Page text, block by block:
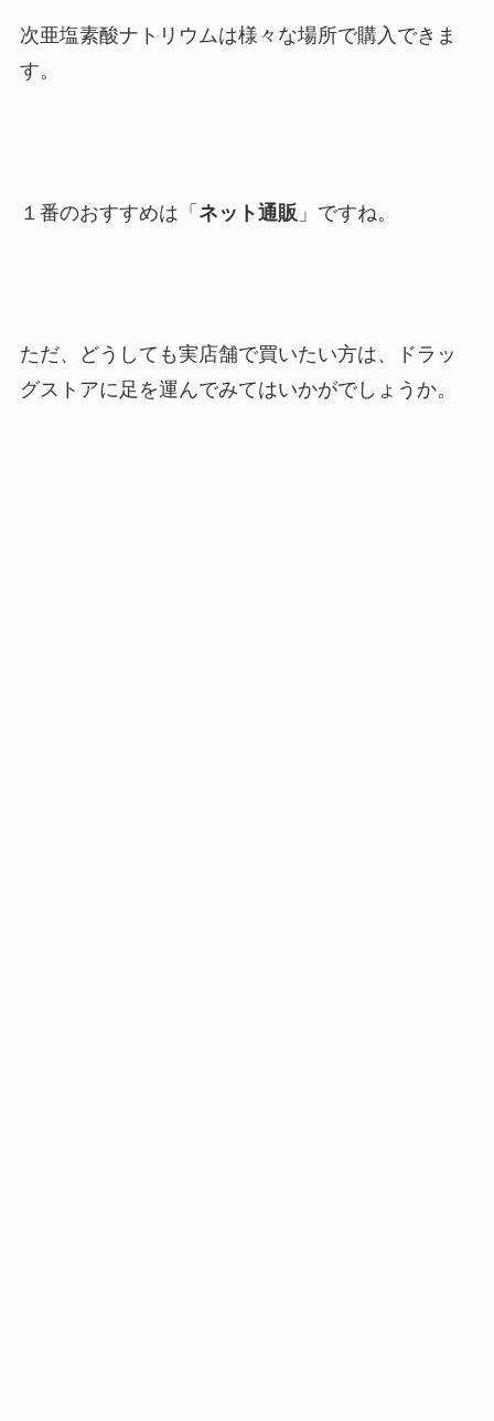
次亜塩素酸ナトリウムは様々な場所で購入できま
す。
１番のおすすめは「 ネット通販 」ですね。
ただ、どうしても実店舗で買いたい方は、ドラッ
グストアに足を運んでみてはいかがでしょうか。